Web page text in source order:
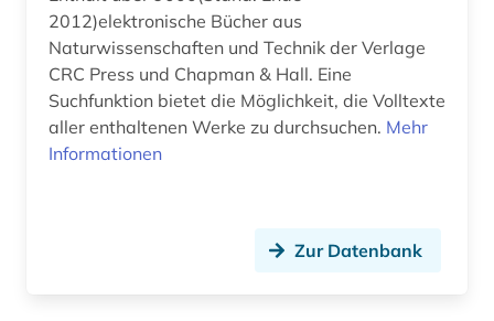
2012)elektronische Bücher aus
Naturwissenschaften und Technik der Verlage
CRC Press und Chapman & Hall. Eine
Suchfunktion bietet die Möglichkeit, die Volltexte
aller enthaltenen Werke zu durchsuchen. Mehr
Informationen
Zur Datenbank